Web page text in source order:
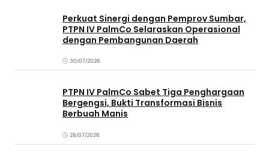
Perkuat Sinergi dengan Pemprov Sumbar,
PTPN IV PalmCo Selaraskan Operasional
dengan Pembangunan Daerah
30/07/2026
PTPN IV PalmCo Sabet Tiga Penghargaan
Bergengsi, Bukti Transformasi Bisnis
Berbuah Manis
28/07/2026